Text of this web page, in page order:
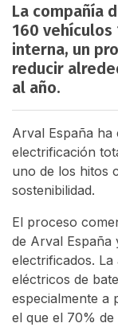
La compañía
160
interna, un
reducir
al año.
Arval España ha
electrificación
uno de los hitos
sostenibilidad.
El proceso
de Arval España
electrificados.
eléctricos de
especialmente a
el que el 70%